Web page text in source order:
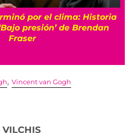
por el clima: Historia
presión’ de Brendan
Fraser
,Vincent van Gogh
VILCHIS